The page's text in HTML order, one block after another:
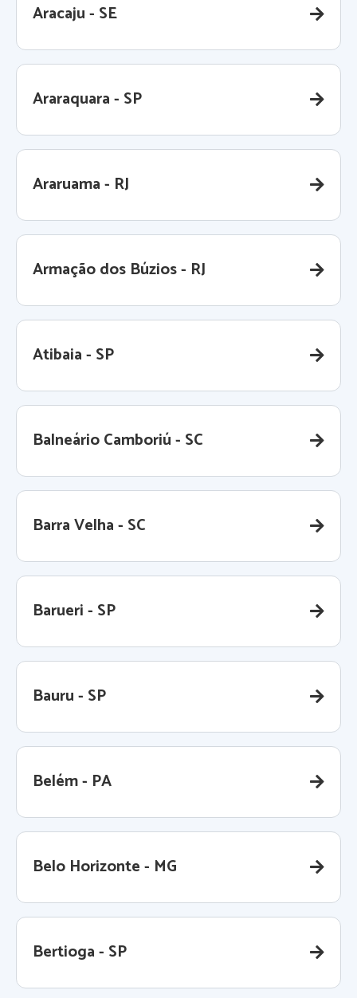
Aracaju - SE
Araraquara - SP
Araruama - RJ
Armação dos Búzios - RJ
Atibaia - SP
Balneário Camboriú - SC
Barra Velha - SC
Barueri - SP
Bauru - SP
Belém - PA
Belo Horizonte - MG
Bertioga - SP